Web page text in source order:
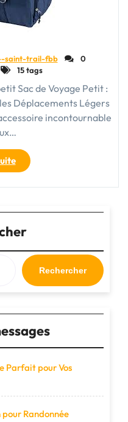
saint-trail-fbb
0
15 tags
Sac de Voyage Petit :
Déplacements Légers
incontournable
"Le
Guide
Ultime
Sac
de
Voyage
Petit
Pratique,
!"
Rechercher
Parfait pour Vos
Randonnée